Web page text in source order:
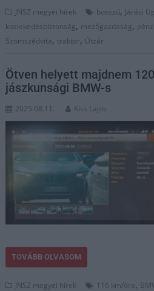
JNSZ megyei hírek bosszú, Járási
közlekedésbiztonság, mezőgazdaság,
Szomszédvita, traktor, Útzár
Ötven helyett majdnem
jászkunsági BMW-s
2025.08.11. Kiss Lajos
TOVÁBB OLVASOM
JNSZ megyei hírek 116 km/óra,